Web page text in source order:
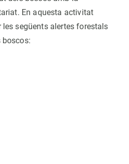
En aquesta activitat
següents alertes forestals
boscos: